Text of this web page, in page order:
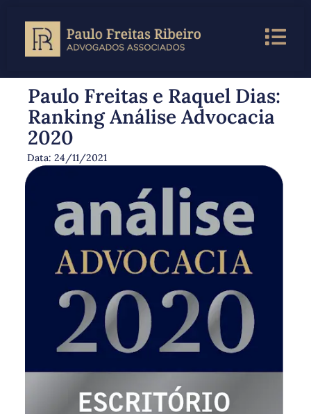
Paulo Freitas e Raquel Dias:
Ranking Análise Advocacia
2020
Data: 24/11/2021